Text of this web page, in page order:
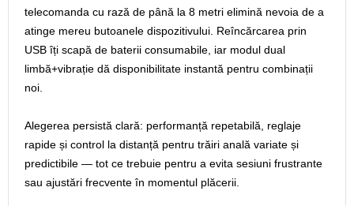
telecomanda cu rază de până la 8 metri elimină nevoia de a
atinge mereu butoanele dispozitivului. Reîncărcarea prin
USB îți scapă de baterii consumabile, iar modul dual
limbă+vibrație dă disponibilitate instantă pentru combinații
noi.
Alegerea persistă clară: performanță repetabilă, reglaje
rapide și control la distanță pentru trăiri anală variate și
predictibile — tot ce trebuie pentru a evita sesiuni frustrante
sau ajustări frecvente în momentul plăcerii.